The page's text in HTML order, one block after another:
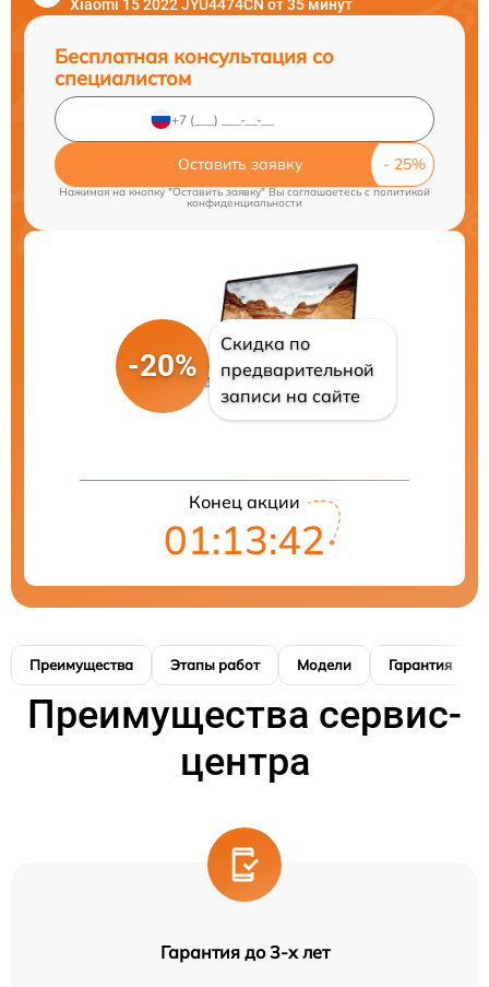
Xiaomi 15 2022 JYU4474CN от 35 минут
Бесплатная консультация со
специалистом
Оставить заявку
Нажимая на кнопку "Оставить заявку" Вы соглашаетесь cполитикой
конфиденциальности
-20%
Скидка по
предварительной
записи на сайте
Конец акции
01:13:41
Преимущества Этапы работ Модели Гарантия
Преимущества сервис-
центра
Гарантия до 3-х лет